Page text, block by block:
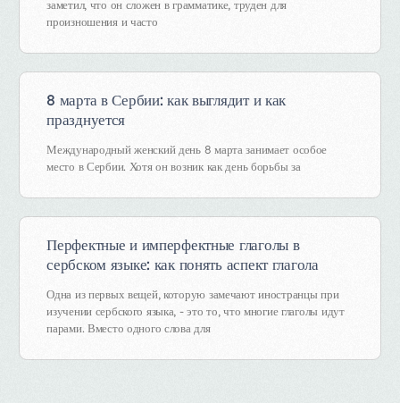
заметил, что он сложен в грамматике, труден для
произношения и часто
8 марта в Сербии: как выглядит и как
празднуется
Международный женский день 8 марта занимает особое
место в Сербии. Хотя он возник как день борьбы за
Перфектные и имперфектные глаголы в
сербском языке: как понять аспект глагола
Одна из первых вещей, которую замечают иностранцы при
изучении сербского языка, - это то, что многие глаголы идут
парами. Вместо одного слова для